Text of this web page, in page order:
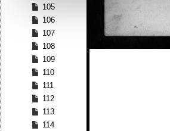
105
106
107
108
109
110
111
112
113
114